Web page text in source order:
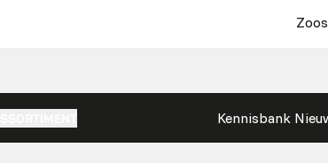
Zoos
Kennisbank